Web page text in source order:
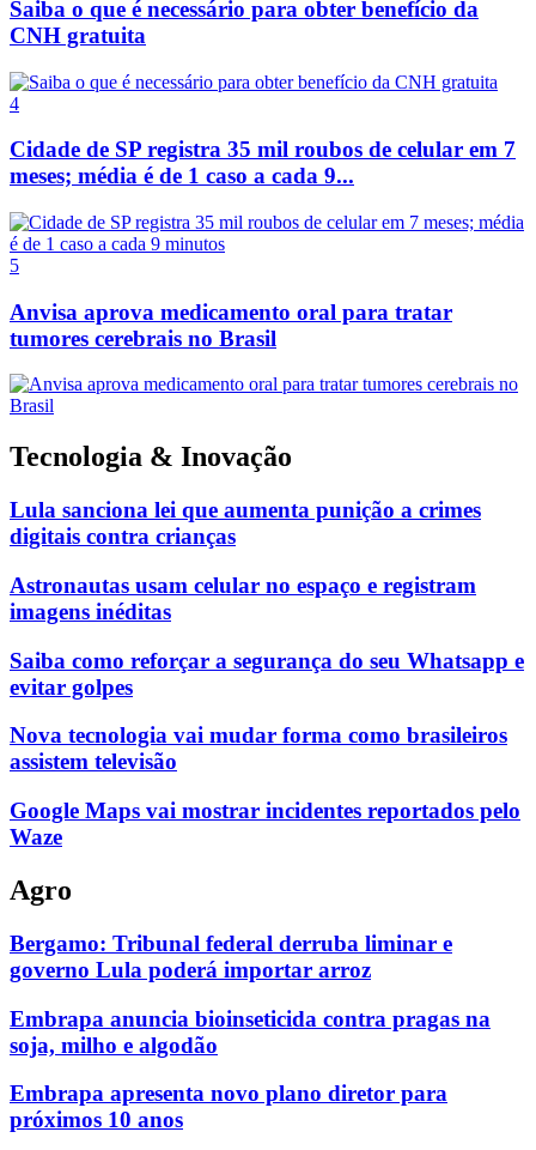
Saiba o que é necessário para obter benefício da
CNH gratuita
4
Cidade de SP registra 35 mil roubos de celular em 7
meses; média é de 1 caso a cada 9...
5
Anvisa aprova medicamento oral para tratar
tumores cerebrais no Brasil
Tecnologia & Inovação
Lula sanciona lei que aumenta punição a crimes
digitais contra crianças
Astronautas usam celular no espaço e registram
imagens inéditas
Saiba como reforçar a segurança do seu Whatsapp e
evitar golpes
Nova tecnologia vai mudar forma como brasileiros
assistem televisão
Google Maps vai mostrar incidentes reportados pelo
Waze
Agro
Bergamo: Tribunal federal derruba liminar e
governo Lula poderá importar arroz
Embrapa anuncia bioinseticida contra pragas na
soja, milho e algodão
Embrapa apresenta novo plano diretor para
próximos 10 anos